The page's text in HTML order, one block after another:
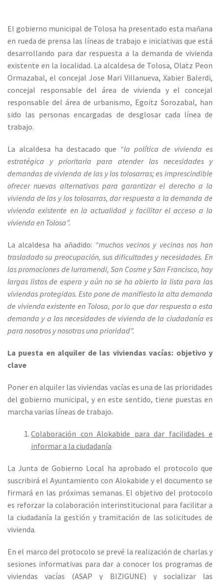
El gobierno municipal de Tolosa ha presentado esta mañana
en rueda de prensa las líneas de trabajo e iniciativas que está
desarrollando para dar respuesta a la demanda de vivienda
existente en la localidad. La alcaldesa de Tolosa, Olatz Peon
Ormazabal, el concejal Jose Mari Villanueva, Xabier Balerdi,
concejal responsable del área de vivienda y el concejal
responsable del área de urbanismo, Egoitz Sorozabal, han
sido las personas encargadas de desglosar cada línea de
trabajo.
La alcaldesa ha destacado que “la política de vivienda es
estratégica y prioritaria para atender las necesidades y
demandas de vivienda de las y los tolosarras; es imprescindible
ofrecer nuevas alternativas para garantizar el derecho a la
vivienda de las y los tolosarras, dar respuesta a la demanda de
vivienda existente en la actualidad y facilitar el acceso a la
vivienda en Tolosa”.
La alcaldesa ha añadido: “muchos vecinos y vecinas nos han
trasladado su preocupación, sus dificultades y necesidades. En
las promociones de Iurramendi, San Cosme y San Francisco, hay
largas listas de espera y aún no se ha abierto la lista para las
viviendas protegidas. Esto pone de manifiesto la alta demanda
de vivienda existente en Tolosa, por lo que dar respuesta a esta
demanda y a las necesidades de vivienda de la ciudadanía es
para nosotros y nosotras una prioridad”.
La puesta en alquiler de las viviendas vacías: objetivo y
clave
Poner en alquiler las viviendas vacías es una de las prioridades
del gobierno municipal, y en este sentido, tiene puestas en
marcha varias líneas de trabajo.
Colaboración con Alokabide para dar facilidades e
informar a la ciudadanía
La Junta de Gobierno Local ha aprobado el protocolo que
suscribirá el Ayuntamiento con Alokabide y el documento se
firmará en las próximas semanas. El objetivo del protocolo
es reforzar la colaboración interinstitucional para facilitar a
la ciudadanía la gestión y tramitación de las solicitudes de
vivienda.
En el marco del protocolo se prevé la realización de charlas y
sesiones informativas para dar a conocer los programas de
viviendas vacías (ASAP y BIZIGUNE) y socializar las